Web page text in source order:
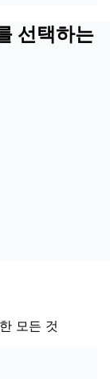
선택하는
모든 것